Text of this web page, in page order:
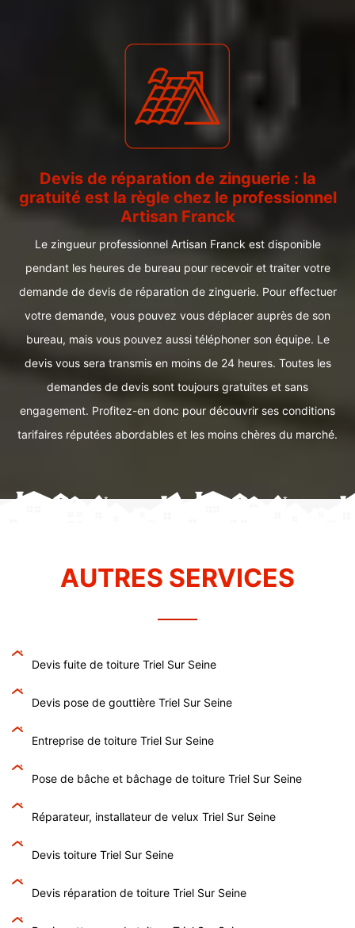
Devis de réparation de zinguerie : la
gratuité est la règle chez le professionnel
Artisan Franck
Le zingueur professionnel Artisan Franck est disponible
pendant les heures de bureau pour recevoir et traiter votre
demande de devis de réparation de zinguerie. Pour effectuer
votre demande, vous pouvez vous déplacer auprès de son
bureau, mais vous pouvez aussi téléphoner son équipe. Le
devis vous sera transmis en moins de 24 heures. Toutes les
demandes de devis sont toujours gratuites et sans
engagement. Profitez-en donc pour découvrir ses conditions
tarifaires réputées abordables et les moins chères du marché.
AUTRES SERVICES
Devis fuite de toiture Triel Sur Seine
Devis pose de gouttière Triel Sur Seine
Entreprise de toiture Triel Sur Seine
Pose de bâche et bâchage de toiture Triel Sur Seine
Réparateur, installateur de velux Triel Sur Seine
Devis toiture Triel Sur Seine
Devis réparation de toiture Triel Sur Seine